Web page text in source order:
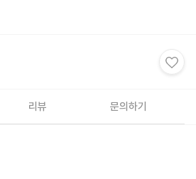
리뷰 문의하기